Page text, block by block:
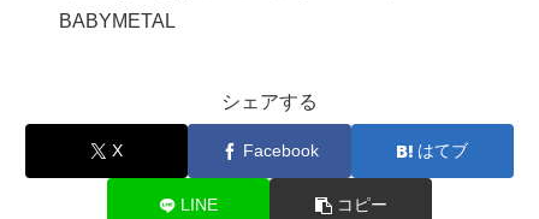
BABYMETAL
シェアする
X Facebook はてブ
LINE コピー